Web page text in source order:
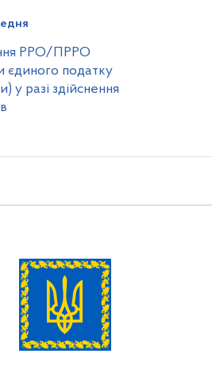
РРО/ПРРО
єдиного податку
у разі здійснення